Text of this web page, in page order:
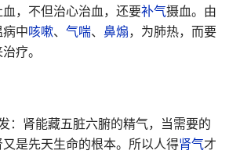
，不但治心治血，还要补气摄血。由
中咳嗽、 气喘、 鼻煽，为肺热，而要
治疗。
：肾能藏五脏六腑的精气，当需要的
是先天生命的根本。所以人得肾气才